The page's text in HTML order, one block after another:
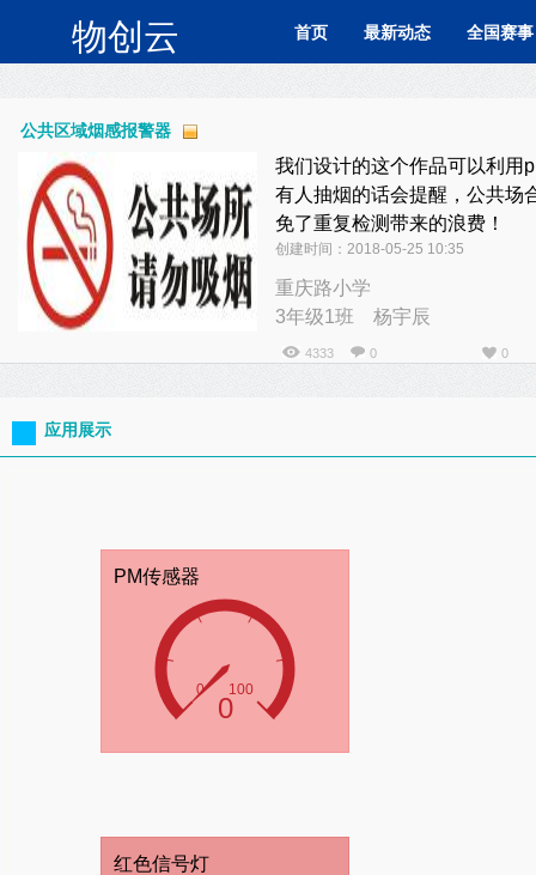
物创云 首页 最新动态 全国赛事
公共区域烟感报警器
我们设计的这个作品可以利用
有人抽烟的话会提醒，公共场
免了重复检测带来的浪费！
创建时间：2018-05-25 10:35
重庆路小学
3年级1班 杨宇辰
4333 0 0
应用展示
PM传感器
红色信号灯